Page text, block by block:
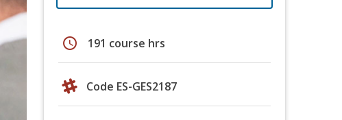
schedule 191 course hrs
Code ES-GES2187